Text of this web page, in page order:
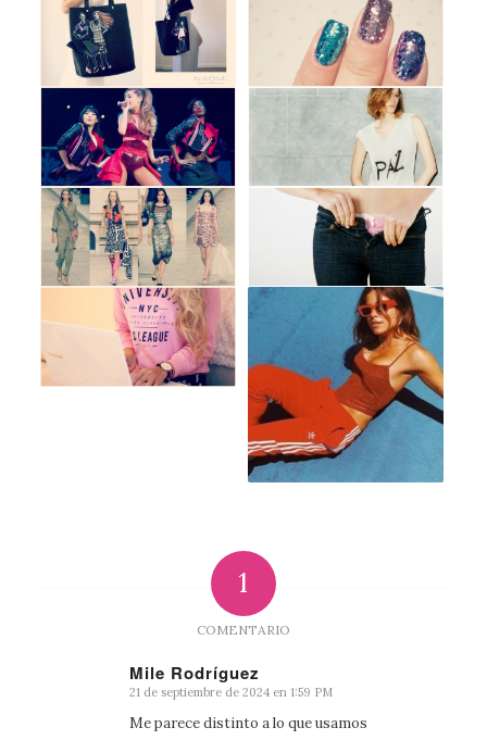
1
COMENTARIO
Mile Rodríguez
Dice:
21 de septiembre de 2024 en 1:59 PM
Me parece distinto a lo que usamos